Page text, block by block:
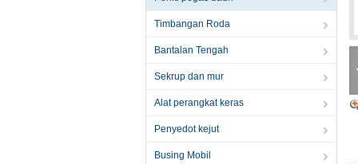
Timbangan Roda
Bantalan Tengah
Sekrup dan mur
Alat perangkat keras
Penyedot kejut
Busing Mobil